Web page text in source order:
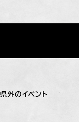
県外のイベント